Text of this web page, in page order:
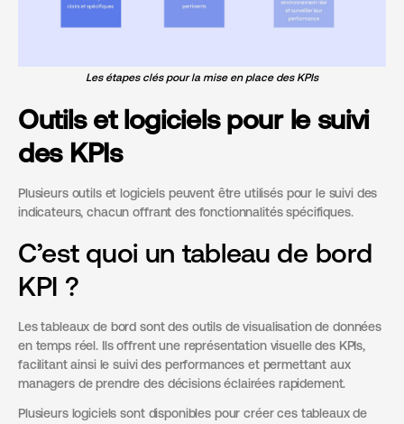
Les étapes clés pour la mise en place des KPIs
Outils et logiciels pour le suivi
des KPIs
Plusieurs outils et logiciels peuvent être utilisés pour le suivi des
indicateurs, chacun offrant des fonctionnalités spécifiques.
C’est quoi un tableau de bord
KPI ?
Les tableaux de bord sont des outils de visualisation de données
en temps réel. Ils offrent une représentation visuelle des KPIs,
facilitant ainsi le suivi des performances et permettant aux
managers de prendre des décisions éclairées rapidement.
Plusieurs logiciels sont disponibles pour créer ces tableaux de